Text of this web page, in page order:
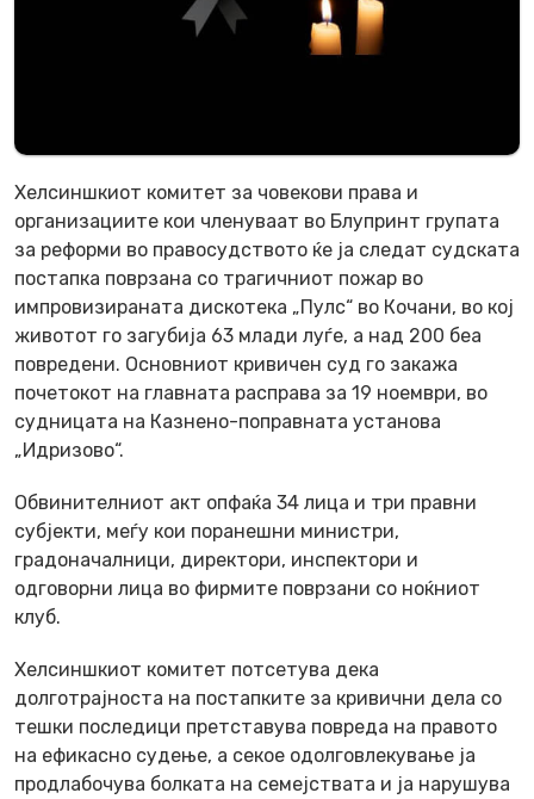
Хелсиншкиот комитет за човекови права и
организациите кои членуваат во Блупринт групата
за реформи во правосудството ќе ја следат судската
постапка поврзана со трагичниот пожар во
импровизираната дискотека „Пулс“ во Кочани, во кој
животот го загубија 63 млади луѓе, а над 200 беа
повредени. Основниот кривичен суд го закажа
почетокот на главната расправа за 19 ноември, во
судницата на Казнено-поправната установа
„Идризово“.
Обвинителниот акт опфаќа 34 лица и три правни
субјекти, меѓу кои поранешни министри,
градоначалници, директори, инспектори и
одговорни лица во фирмите поврзани со ноќниот
клуб.
Хелсиншкиот комитет потсетува дека
долготрајноста на постапките за кривични дела со
тешки последици претставува повреда на правото
на ефикасно судење, а секое одолговлекување ја
продлабочува болката на семејствата и ја нарушува